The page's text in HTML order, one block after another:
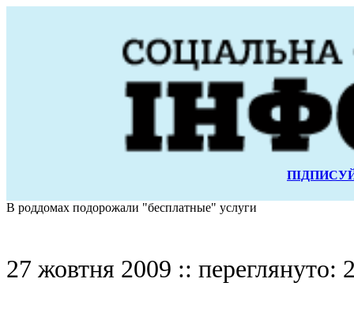
В роддомах подорожали "бесплатные" услуги
27 жовтня 2009 :: переглянуто: